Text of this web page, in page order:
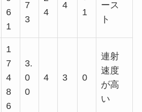
6
1
7
3
4
4
1
ース
ト
1
7
4
8
6
3.
0
0
4 3 0
連射
速度
が高
い